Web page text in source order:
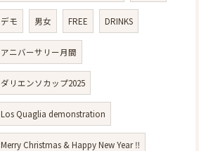
デモ 男女 FREE DRINKS
アニバーサリー月間
ダリエンソカップ2025
Los Quaglia demonstration
Merry Christmas & Happy New Year ‼️